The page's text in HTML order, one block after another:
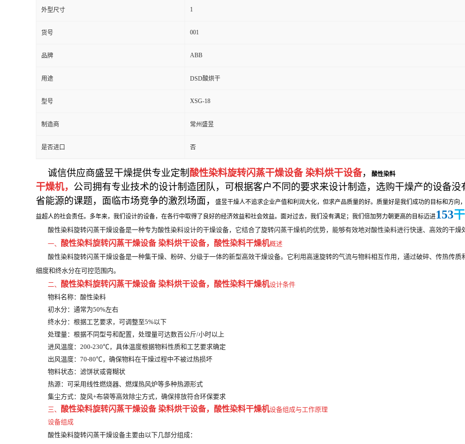
外型尺寸 1
货号 001
品牌 ABB
用途 DSD酸烘干
型号 XSG-18
制造商 常州盛昱
是否进口 否
诚信供应商盛昱干燥提供专业定制 酸性染料旋转闪蒸干燥设备 染料烘干设备， 酸性染料
干燥机， 公司拥有专业技术的设计制造团队，可根据客户不同的要求来设计制造，选购干燥产的设备
省能源的课题， 面临市场竞争的激烈场面， 盛昱干燥人不追求企业产值和利润大化，但求产品质量的好。质量好是我们成功的目标和方向
益超人的社会责任。多年来，我们设计的设备，在各行中取得了良好的经济效益和社会效益。面对过去，我们没有满足；我们倍加努力朝更高的目标迈进153
酸性染料旋转闪蒸干燥设备是一种专为酸性染料设计的干燥设备，它结合了旋转闪蒸干燥机的优势，能够有效地对酸性染料进行快速、高效的干燥
一、 酸性染料旋转闪蒸干燥设备 染料烘干设备， 酸性染料干燥机概述
酸性染料旋转闪蒸干燥设备是一种集干燥、粉碎、分级于一体的新型高效干燥设备。它利用高速旋转的气流与物料相互作用，通过破碎、传热传
细度和终水分在可控范围内。
二、 酸性染料旋转闪蒸干燥设备 染料烘干设备， 酸性染料干燥机设计条件
物料名称：酸性染料
初水分：通常为50%左右
终水分：根据工艺要求，可调整至5%以下
处理量：根据不同型号和配置，处理量可达数百公斤/小时以上
进风温度：200-230℃，具体温度根据物料性质和工艺要求确定
出风温度：70-80℃，确保物料在干燥过程中不被过热损坏
物料状态：滤饼状或膏糊状
热源：可采用线性燃烧器、燃煤热风炉等多种热源形式
集尘方式：旋风+布袋等高效除尘方式，确保排放符合环保要求
三、 酸性染料旋转闪蒸干燥设备 染料烘干设备， 酸性染料干燥机设备组成与工作原理
设备组成
酸性染料旋转闪蒸干燥设备主要由以下几部分组成：